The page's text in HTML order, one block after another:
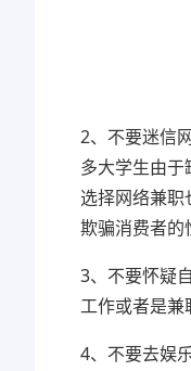
2、不要迷信
多大学生由
选择网络兼
欺骗消费者的
3、不要怀疑
工作或者是兼
4、不要去娱